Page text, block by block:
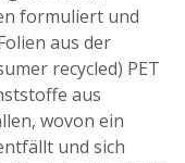
formuliert und
aus der
recycled) PET
aus
wovon ein
und sich